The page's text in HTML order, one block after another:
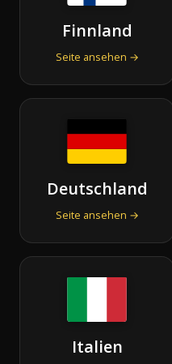
Finnland
Seite ansehen →
Deutschland
Seite ansehen →
Italien